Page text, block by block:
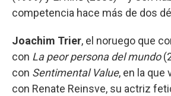
competencia hace más de dos
Joachim Trier, el noruego que
con La peor persona del mundo
con Sentimental Value, en la que
con Renate Reinsve, su actriz